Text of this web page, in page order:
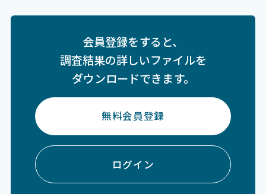
会員登録をすると、
調査結果の詳しいファイルを
ダウンロードできます。
無料会員登録
ログイン